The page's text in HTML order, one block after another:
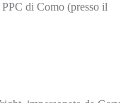
di Como (presso il